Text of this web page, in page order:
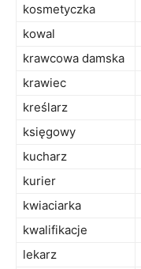
kosmetyczka
kowal
krawcowa damska
krawiec
kreślarz
księgowy
kucharz
kurier
kwiaciarka
kwalifikacje
lekarz